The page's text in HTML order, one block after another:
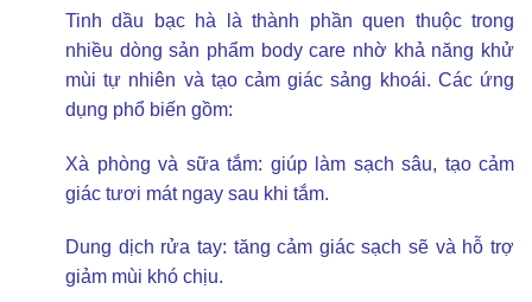
Tinh dầu bạc hà là thành phần quen thuộc trong
nhiều dòng sản phẩm body care nhờ khả năng khử
mùi tự nhiên và tạo cảm giác sảng khoái. Các ứng
dụng phổ biến gồm:
Xà phòng và sữa tắm: giúp làm sạch sâu, tạo cảm
giác tươi mát ngay sau khi tắm.
Dung dịch rửa tay: tăng cảm giác sạch sẽ và hỗ trợ
giảm mùi khó chịu.